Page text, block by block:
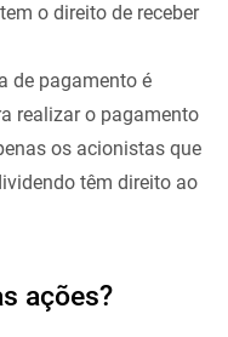
o direito de receber
de pagamento é
realizar o pagamento
os acionistas que
têm direito ao
ações?